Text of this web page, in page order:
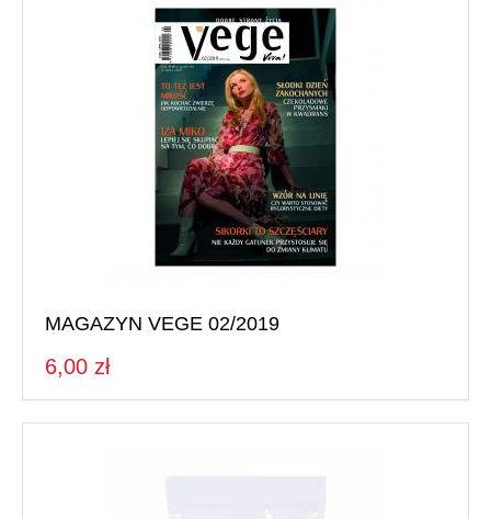
MAGAZYN VEGE 02/2019
6,00 zł